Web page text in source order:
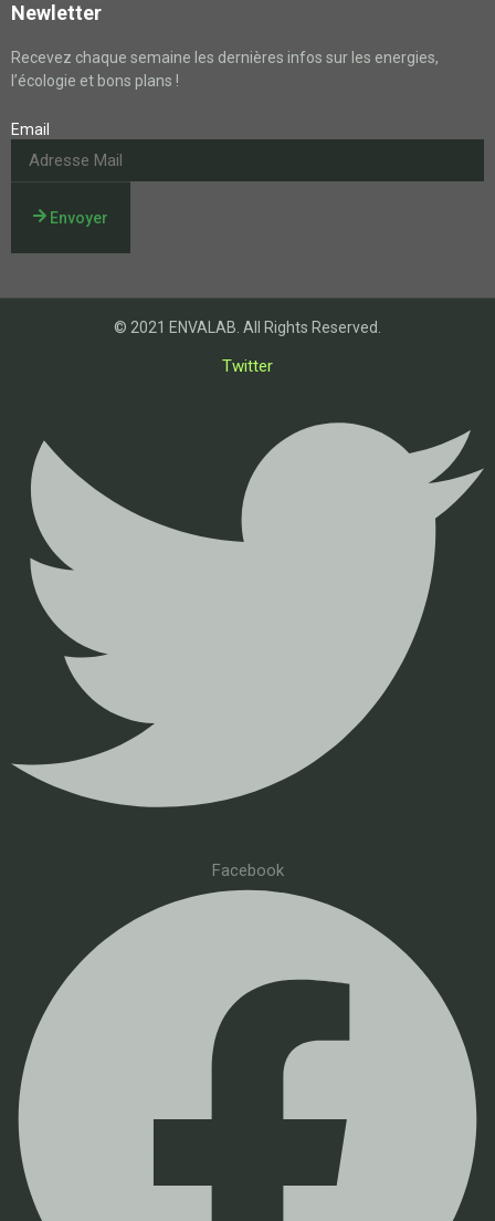
Newletter
Recevez chaque semaine les dernières infos sur les energies,
l’écologie et bons plans !
Email
Envoyer
© 2021 ENVALAB. All Rights Reserved.
Twitter
Facebook